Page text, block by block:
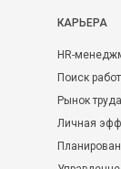
КАРЬЕРА
HR-
Поиск
Рынок труда
Личная